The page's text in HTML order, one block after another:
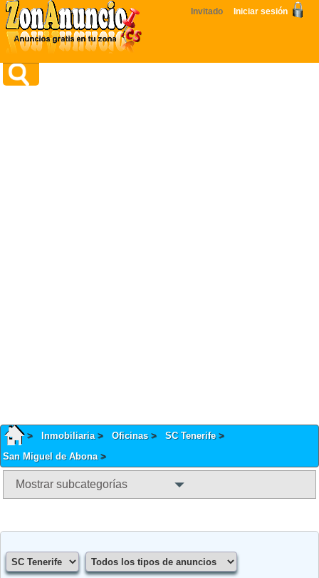
Invitado Iniciar sesión
Inmobiliaria Oficinas
SC Tenerife
San Miguel de Abona
Mostrar subcategorías